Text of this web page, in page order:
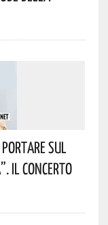
Sul
Il Concerto